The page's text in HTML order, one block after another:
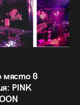
място в
PINK